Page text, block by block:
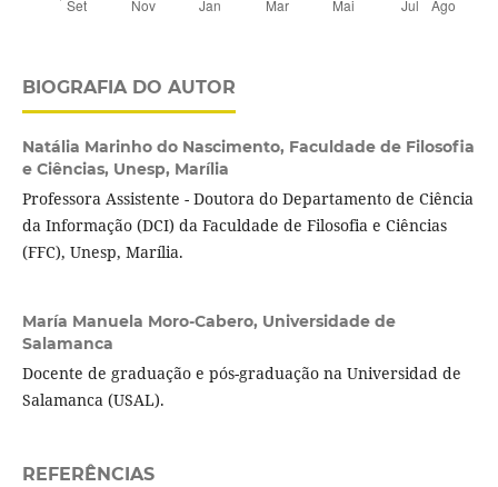
BIOGRAFIA DO AUTOR
Natália Marinho do Nascimento, Faculdade de Filosofia
e Ciências, Unesp, Marília
Professora Assistente - Doutora do Departamento de Ciência
da Informação (DCI) da Faculdade de Filosofia e Ciências
(FFC), Unesp, Marília.
María Manuela Moro-Cabero, Universidade de
Salamanca
Docente de graduação e pós-graduação na Universidad de
Salamanca (USAL).
REFERÊNCIAS